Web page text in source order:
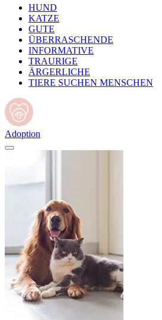
HUND
KATZE
GUTE
ÜBERRASCHENDE
INFORMATIVE
TRAURIGE
ÄRGERLICHE
TIERE SUCHEN MENSCHEN
Adoption